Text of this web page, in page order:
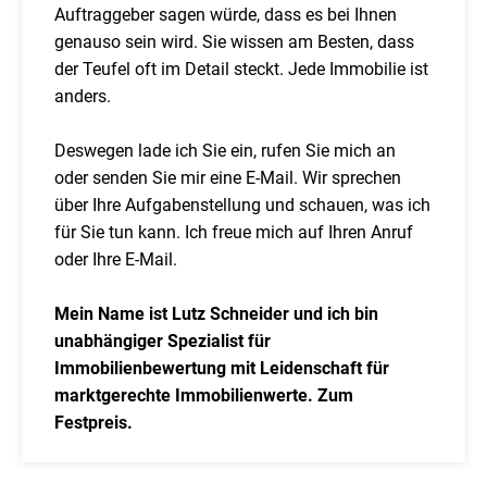
Auftraggeber sagen würde, dass es bei Ihnen
genauso sein wird. Sie wissen am Besten, dass
der Teufel oft im Detail steckt. Jede Immobilie ist
anders.
Deswegen lade ich Sie ein, rufen Sie mich an
oder senden Sie mir eine E-Mail. Wir sprechen
über Ihre Aufgabenstellung und schauen, was ich
für Sie tun kann. Ich freue mich auf Ihren Anruf
oder Ihre E-Mail.
Mein Name ist Lutz Schneider und ich bin
unabhängiger Spezialist für
Immobilienbewertung mit Leidenschaft für
marktgerechte Immobilienwerte. Zum
Festpreis.